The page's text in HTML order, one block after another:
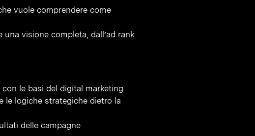
vuole comprendere come
visione completa, dall’ad rank
le basi del digital marketing
le logiche strategiche dietro la
delle campagne